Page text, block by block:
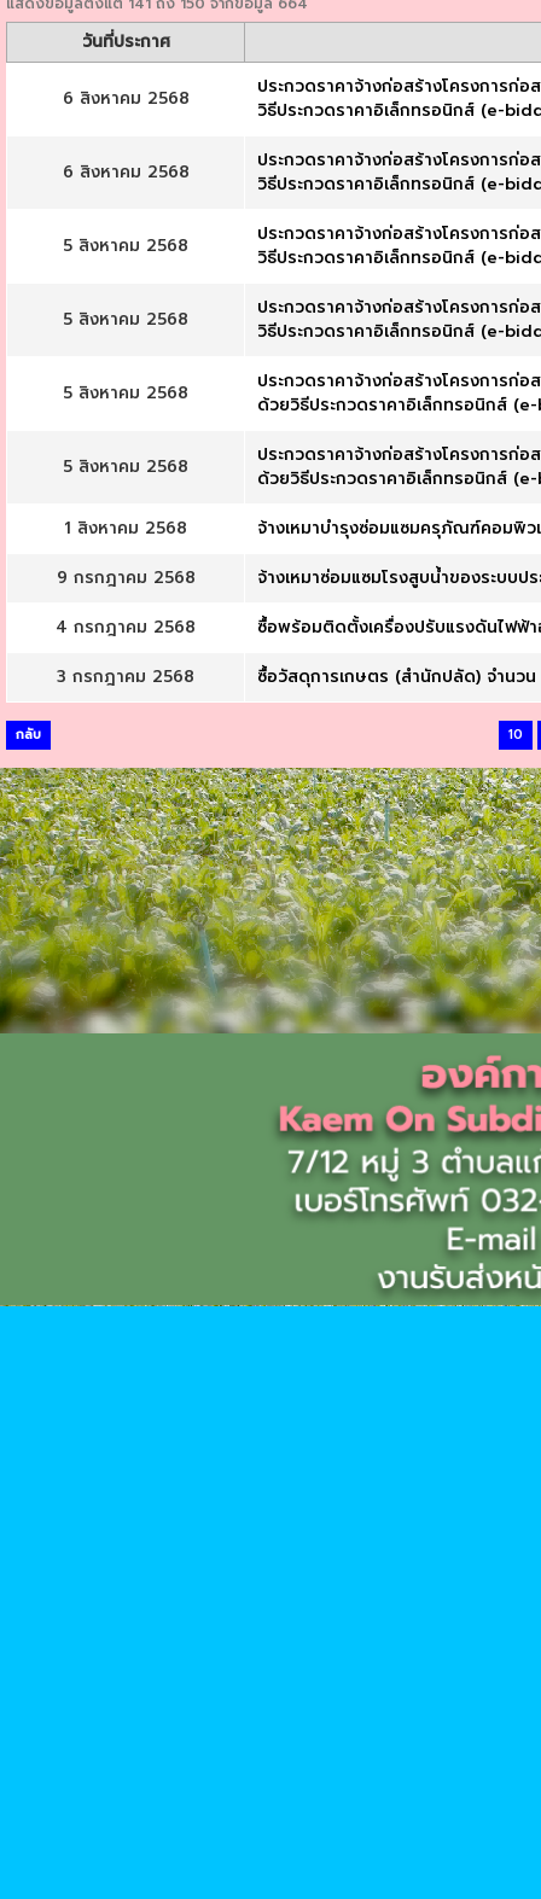
วันที่ประกาศ
6 สิงหาคม 2568
ประกวดราคาจ้างก่อสร้างโครงการ
วิธีประกวดราคาอิเล็กทรอนิกส์ (e-
6 สิงหาคม 2568
ประกวดราคาจ้างก่อสร้างโครงการ
วิธีประกวดราคาอิเล็กทรอนิกส์ (e-
5 สิงหาคม 2568
ประกวดราคาจ้างก่อสร้างโครงการ
วิธีประกวดราคาอิเล็กทรอนิกส์ (e-
5 สิงหาคม 2568
ประกวดราคาจ้างก่อสร้างโครงการ
วิธีประกวดราคาอิเล็กทรอนิกส์ (e-
5 สิงหาคม 2568
ประกวดราคาจ้างก่อสร้างโครงการ
ด้วยวิธีประกวดราคาอิเล็กทรอนิกส์
5 สิงหาคม 2568
ประกวดราคาจ้างก่อสร้างโครงการ
ด้วยวิธีประกวดราคาอิเล็กทรอนิกส์
1 สิงหาคม 2568
จ้างเหมาบำรุงซ่อมแซมครุภัณฑ์คอมพิว
9 กรกฎาคม 2568
จ้างเหมาซ่อมแซมโรงสูบน้ำของระบบ
4 กรกฎาคม 2568
ซื้อพร้อมติดตั้งเครื่องปรับแรงดันไฟฟ้
3 กรกฎาคม 2568
ซื้อวัสดุการเกษตร (สำนักปลัด) จำนวน
กลับ 10